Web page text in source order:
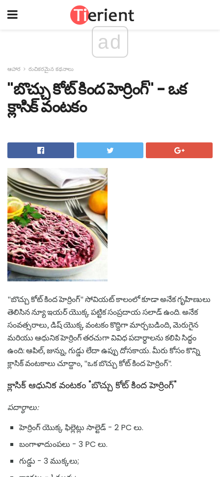
ad
ఆహార రుచికరమైన కథనాలు
"బొచ్చు కోట్ కింద హెర్రింగ్" - ఒక
క్లాసిక్ వంటకం
"బొచ్చు కోట్ కింద హెర్రింగ్" సోవియట్ కాలంలో కూడా అనేక గృహిణులు
తెలిసిన న్యూ ఇయర్ యొక్క పట్టిక సంప్రదాయ సలాడ్ ఉంది. అనేక
సంవత్సరాలు, డిష్ యొక్క వంటకం కొద్దిగా మార్చబడింది, మెరుగైన
మరియు ఆధునిక హెర్రింగ్ తరచుగా వివిధ పదార్ధాలను కలిపి సిద్ధం
ఉంది: ఆపిల్, జున్ను, గుడ్డు లేదా ఉప్పు దోసకాయ. మీరు కోసం కొన్ని
క్లాసిక్ వంటకాలు చూద్దాం, "ఒక బొచ్చు కోట్ కింద హెర్రింగ్".
క్లాసిక్ ఆధునిక వంటకం "బొచ్చు కోట్ కింద హెర్రింగ్"
పదార్థాలు:
హెర్రింగ్ యొక్క ఫిల్లెట్లు సాల్టెడ్ - 2 PC లు.
బంగాళాదుంపలు - 3 PC లు.
గుడ్డు - 3 ముక్కలు;